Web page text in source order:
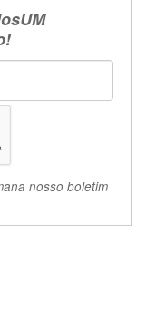
nosso boletim